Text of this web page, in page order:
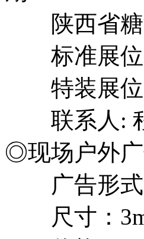
陕西省糖
标准展位
特装展位
联系人: 程
◎现场户外
广告形式
尺寸：